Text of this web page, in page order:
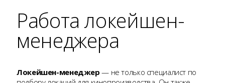
Работа локейшен-
менеджера
Локейшен-менеджер — не только специалист по